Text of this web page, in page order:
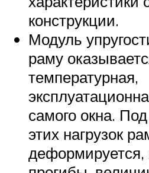
конструкции.
Модуль
раму
температурная,
самого окна.
этих нагрузок
деформируется,